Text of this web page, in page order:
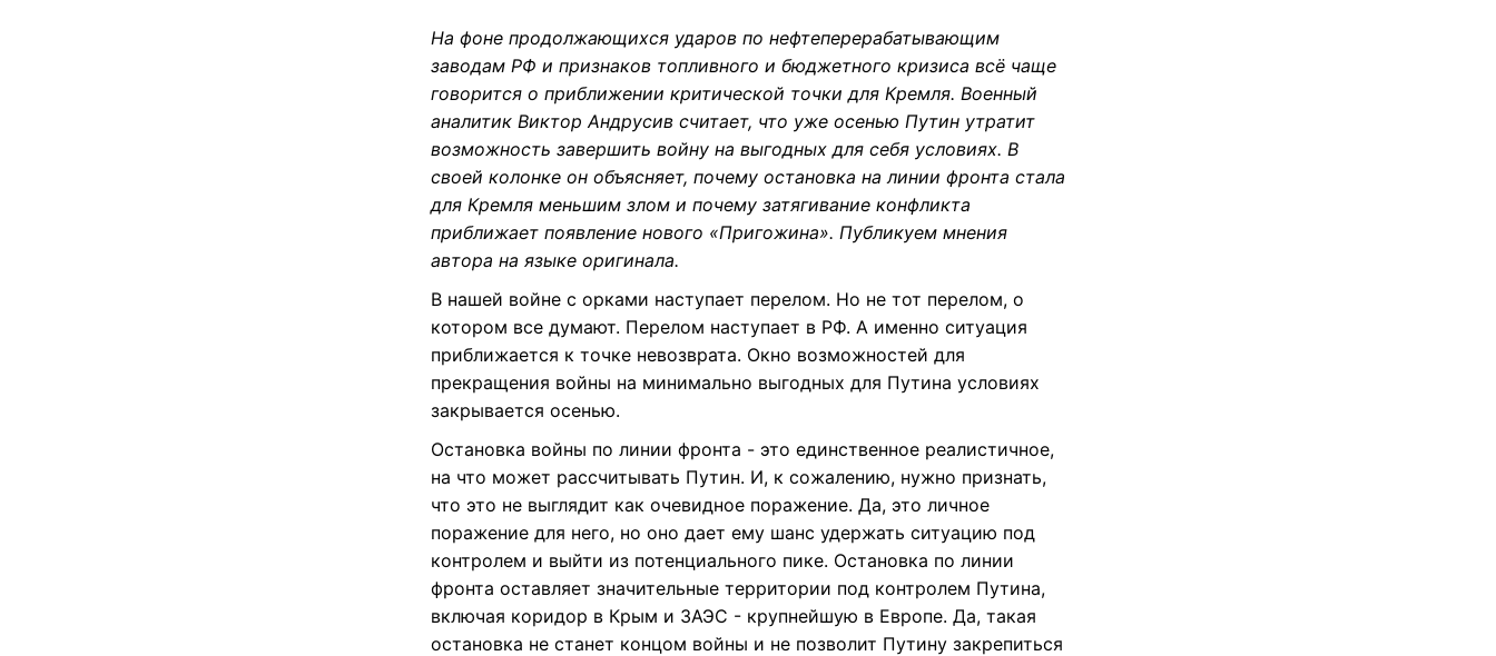
На фоне продолжающихся ударов по нефтеперерабатывающим
заводам РФ и признаков топливного и бюджетного кризиса всё чаще
говорится о приближении критической точки для Кремля. Военный
аналитик Виктор Андрусив считает, что уже осенью Путин утратит
возможность завершить войну на выгодных для себя условиях. В
своей колонке он объясняет, почему остановка на линии фронта стала
для Кремля меньшим злом и почему затягивание конфликта
приближает появление нового «Пригожина». Публикуем мнения
автора на языке оригинала.
В нашей войне с орками наступает перелом. Но не тот перелом, о
котором все думают. Перелом наступает в РФ. А именно ситуация
приближается к точке невозврата. Окно возможностей для
прекращения войны на минимально выгодных для Путина условиях
закрывается осенью.
Остановка войны по линии фронта - это единственное реалистичное,
на что может рассчитывать Путин. И, к сожалению, нужно признать,
что это не выглядит как очевидное поражение. Да, это личное
поражение для него, но оно дает ему шанс удержать ситуацию под
контролем и выйти из потенциального пике. Остановка по линии
фронта оставляет значительные территории под контролем Путина,
включая коридор в Крым и ЗАЭС - крупнейшую в Европе. Да, такая
остановка не станет концом войны и не позволит Путину закрепиться